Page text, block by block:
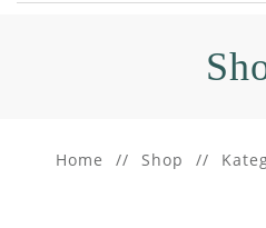
Home // Shop //